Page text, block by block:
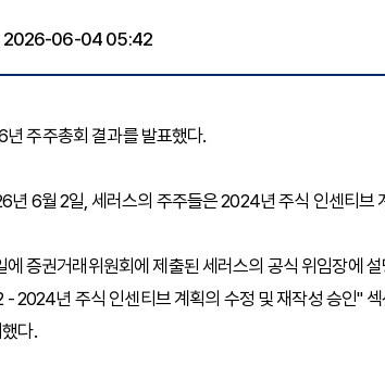
2026-06-04 05:42
주주총회 결과를 발표했다.
년 6월 2일, 세러스의 주주들은 2024년 주식 인센티브
증권거래위원회에 제출된 세러스의 공식 위임장에
2024년 주식 인센티브 계획의 수정 및 재작성 승인"
다.